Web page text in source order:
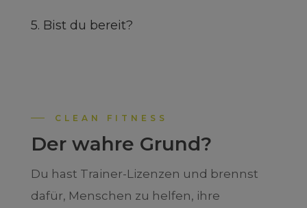
5. Bist du bereit?
CLEAN FITNESS
Der wahre Grund?
Du hast Trainer-Lizenzen und brennst
dafür, Menschen zu helfen, ihre